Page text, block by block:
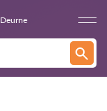
Deurne